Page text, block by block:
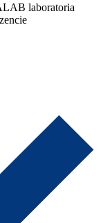
laboratoria